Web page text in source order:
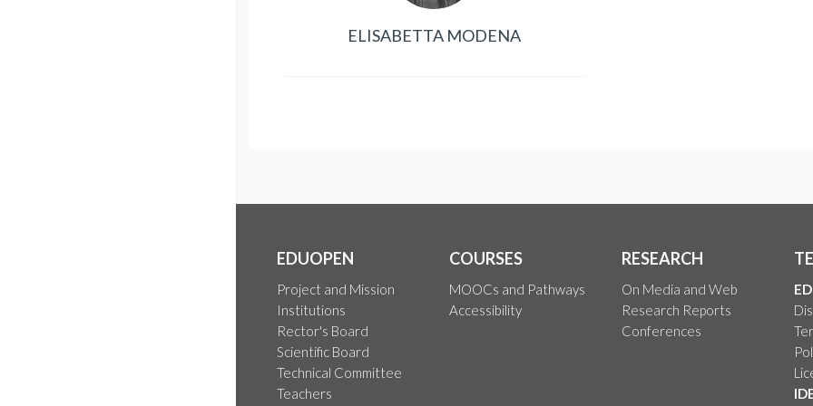
ELISABETTA MODENA
EDUOPEN
Project and Mission
Institutions
Rector's Board
Scientific Board
Technical Committee
Teachers
COURSES
MOOCs and Pathways
Accessibility
RESEARCH
On Media and Web
Research Reports
Conferences